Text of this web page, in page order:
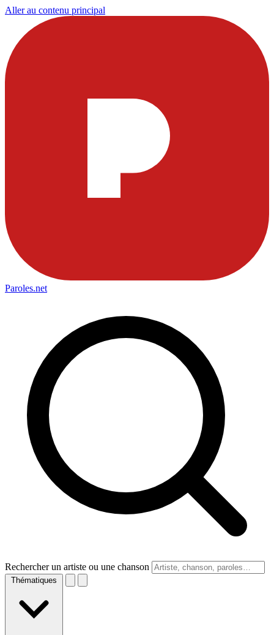
Aller au contenu principal
Paroles.net
Rechercher un artiste ou une chanson
Thématiques